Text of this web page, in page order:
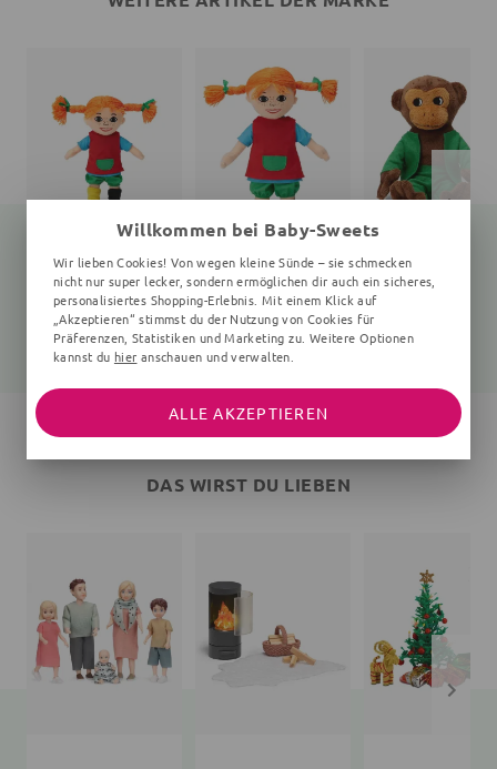
Puppe Pippi Langstrumpf
18,89 € 21,90 €
Puppe Pippi Langstrumpf
300x190x80 mm, 30 cm, 10+ Monate, bunt
27,15 € 35,90 € 18,89 €
DAS WIRST DU LIEBEN
Willkommen bei Baby-Sweets
Wir lieben Cookies! Von wegen kleine Sünde – sie schmecken
nicht nur super lecker, sondern ermöglichen dir auch ein sicheres,
personalisiertes Shopping-Erlebnis. Mit einem Klick auf
„Akzeptieren“ stimmst du der Nutzung von Cookies für
Präferenzen, Statistiken und Marketing zu. Weitere Optionen
kannst du hier anschauen und verwalten.
ALLE AKZEPTIEREN